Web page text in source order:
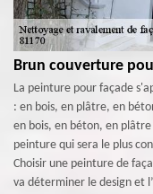
Brun couverture
La peinture pour façade
: en bois, en plâtre, en
en bois, en béton, en
peinture qui sera le plus
Choisir une peinture de
va déterminer le design et